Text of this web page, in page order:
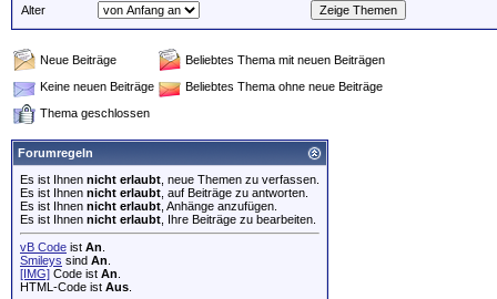
Alter
Neue Beiträge
Beliebtes Thema mit neuen Beiträgen
Keine neuen Beiträge
Beliebtes Thema ohne neue Beiträge
Thema geschlossen
Forumregeln
Es ist Ihnen nicht erlaubt , neue Themen zu verfassen.
Es ist Ihnen nicht erlaubt , auf Beiträge zu antworten.
Es ist Ihnen nicht erlaubt , Anhänge anzufügen.
Es ist Ihnen nicht erlaubt , Ihre Beiträge zu bearbeiten.
vB Code ist An
Smileys sind An
[IMG] Code ist An
HTML-Code ist Aus